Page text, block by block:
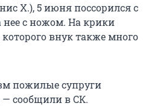
Х.), 5 июня поссорился с
с ножом. На крики
внук также много
пожилые супруги
— сообщили в СК.